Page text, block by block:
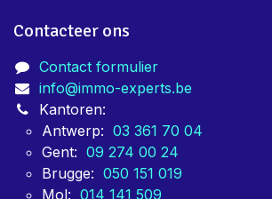
Contacteer ons
Contact formulier
info@immo-experts.be
Kantoren:
Antwerp: 03 361 70 04
Gent: 09 274 00 24
Brugge: 050 151 019
Mol: 014 141 509